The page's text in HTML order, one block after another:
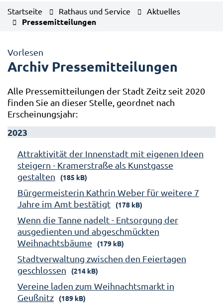
Startseite Rathaus und Service Aktuelles
Pressemitteilungen
Vorlesen
Archiv Pressemitteilungen
Alle Pressemitteilungen der Stadt Zeitz seit 2020
finden Sie an dieser Stelle, geordnet nach
Erscheinungsjahr:
2023
Attraktivität der Innenstadt mit eigenen Ideen
steigern - Kramerstraße als Kunstgasse
gestalten
(185 kB)
Bürgermeisterin Kathrin Weber für weitere 7
Jahre im Amt bestätigt
(178 kB)
Wenn die Tanne nadelt - Entsorgung der
ausgedienten und abgeschmückten
Weihnachtsbäume
(179 kB)
Stadtverwaltung zwischen den Feiertagen
geschlossen
(214 kB)
Vereine laden zum Weihnachtsmarkt in
Geußnitz
(189 kB)